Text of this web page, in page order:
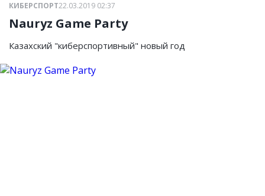
КИБЕРСПОРТ22.03.2019 02:37
Nauryz Game Party
Казахский "киберспортивный" новый год